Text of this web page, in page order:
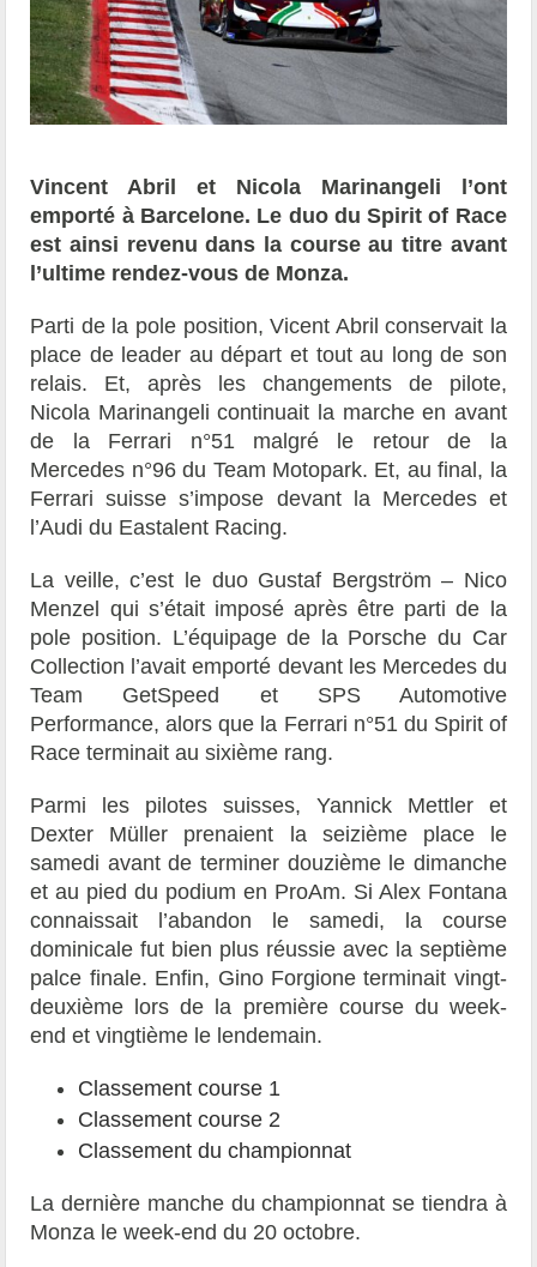
Vincent Abril et Nicola Marinangeli l’ont
emporté à Barcelone. Le duo du Spirit of Race
est ainsi revenu dans la course au titre avant
l’ultime rendez-vous de Monza.
Parti de la pole position, Vicent Abril conservait la
place de leader au départ et tout au long de son
relais. Et, après les changements de pilote,
Nicola Marinangeli continuait la marche en avant
de la Ferrari n°51 malgré le retour de la
Mercedes n°96 du Team Motopark. Et, au final, la
Ferrari suisse s’impose devant la Mercedes et
l’Audi du Eastalent Racing.
La veille, c’est le duo Gustaf Bergström – Nico
Menzel qui s’était imposé après être parti de la
pole position. L’équipage de la Porsche du Car
Collection l’avait emporté devant les Mercedes du
Team GetSpeed et SPS Automotive
Performance, alors que la Ferrari n°51 du Spirit of
Race terminait au sixième rang.
Parmi les pilotes suisses, Yannick Mettler et
Dexter Müller prenaient la seizième place le
samedi avant de terminer douzième le dimanche
et au pied du podium en ProAm. Si Alex Fontana
connaissait l’abandon le samedi, la course
dominicale fut bien plus réussie avec la septième
palce finale. Enfin, Gino Forgione terminait vingt-
deuxième lors de la première course du week-
end et vingtième le lendemain.
Classement course 1
Classement course 2
Classement du championnat
La dernière manche du championnat se tiendra à
Monza le week-end du 20 octobre.